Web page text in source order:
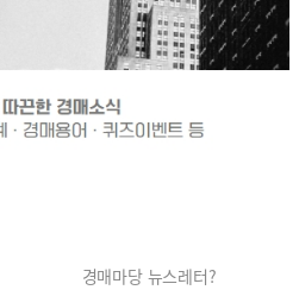
경매마당 뉴스레터?